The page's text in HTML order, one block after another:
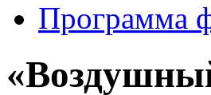
Программа